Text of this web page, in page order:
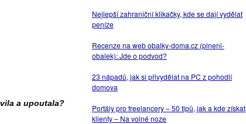
a upoutala?
Nejlepší zahraniční klikačky, kde se dají vydělat
peníze
Recenze na web obalky-doma.cz (plneni-
obalek): Jde o podvod?
23 nápadů, jak si přivydělat na PC z pohodlí
domova
Portály pro freelancery – 50 tipů, jak a kde získat
klienty – Na volné noze